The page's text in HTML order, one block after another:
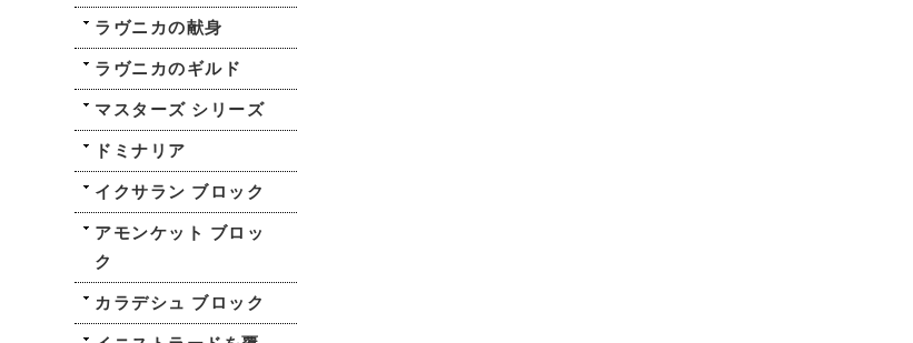
ラヴニカの献身
ラヴニカのギルド
マスターズ シリーズ
ドミナリア
イクサラン ブロック
アモンケット ブロッ
ク
カラデシュ ブロック